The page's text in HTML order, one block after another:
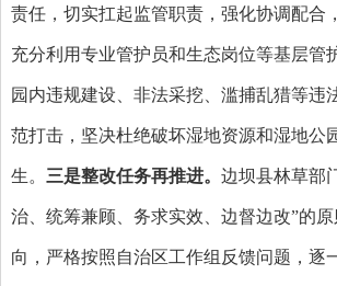
责任，切实扛起监管职责，强化协调配合
充分利用专业管护员和生态岗位等基层管
园内违规建设、非法采挖、滥捕乱猎等违
范打击，坚决杜绝破坏湿地资源和湿地公
生。 三是整改任务再推进。 边坝县林草部
治、统筹兼顾、务求实效、边督边改”的
向，严格按照自治区工作组反馈问题，逐